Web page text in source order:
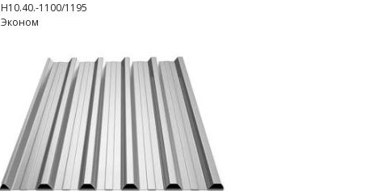
Н10.40.-1100/1195
Эконом